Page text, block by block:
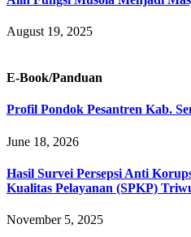
August 19, 2025
E-Book/Panduan
Profil Pondok Pesantren Kab.
June 18, 2026
Hasil Survei Persepsi Anti
Kualitas Pelayanan (SPKP)
November 5, 2025